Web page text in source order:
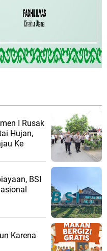
I Rusak
Hujan,
Ke
BSI
Karena